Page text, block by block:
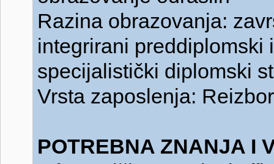
Razina obrazovanja:
integrirani
specijalistički diplomski
Vrsta zaposlenja:
POTREBNA ZNANJA I